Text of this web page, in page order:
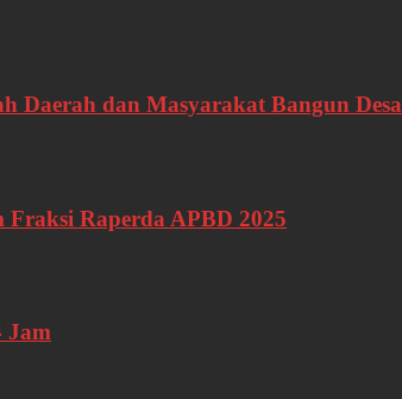
Daerah dan Masyarakat Bangun Desa
Raperda APBD 2025
Jam